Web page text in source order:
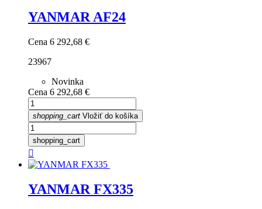
YANMAR AF24
Cena 6 292,68 €
23967
Novinka
Cena 6 292,68 €
shopping_cart Vložiť do košíka
shopping_cart

YANMAR FX335